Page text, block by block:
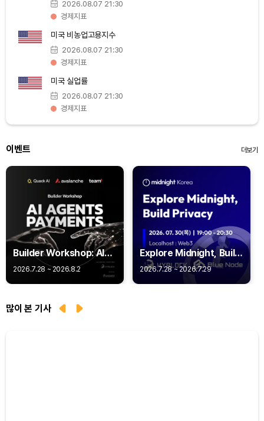
Hyperliquid (HYPE)
Dogecoin (DOGE)
2026.08.07 21:30
경제지표
미국 비농업고용지수
2026.08.07 21:30
경제지표
미국 실업률
2026.08.07 21:30
경제지표
이벤트 더보기
Builder Workshop: AI
Agent Payments -
2026.7.28 ~ 2026.8.2
Explore Midnight, Build
Privacy
2026.7.28 ~ 2026.7.29
많이 본 기사